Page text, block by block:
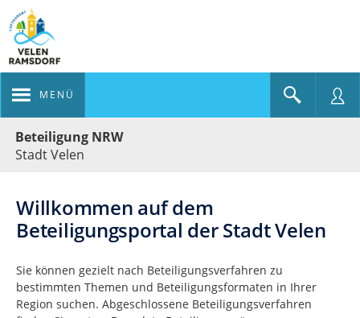
MENÜ
Beteiligung NRW
Stadt Velen
Willkommen auf dem
Beteiligungsportal der Stadt Velen
Sie können gezielt nach Beteiligungsverfahren zu
bestimmten Themen und Beteiligungsformaten in Ihrer
Region suchen. Abgeschlossene Beteiligungsverfahren